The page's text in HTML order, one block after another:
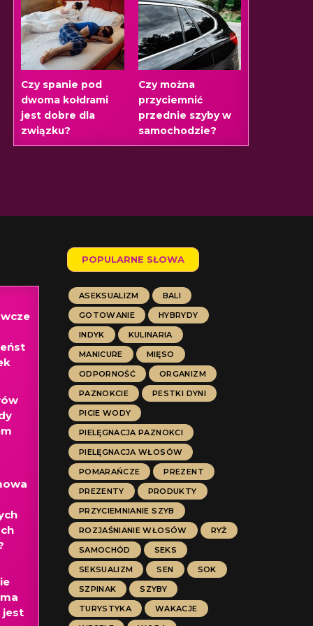
Czy spanie pod
dwoma kołdrami
jest dobre dla
związku?
Czy można
przyciemnić
przednie szyby w
samochodzie?
jest
POPULARNE SŁOWA
ASEKSUALIZM
BALI
GOTOWANIE
HYBRYDY
INDYK
KULINARIA
MANICURE
MIĘSO
ODPORNOŚĆ
ORGANIZM
PAZNOKCIE
PESTKI DYNI
PICIE WODY
PIELĘGNACJA PAZNOKCI
PIELĘGNACJA WŁOSÓW
POMARAŃCZE
PREZENT
PREZENTY
PRODUKTY
PRZYCIEMNIANIE SZYB
ROZJAŚNIANIE WŁOSÓW
RYŻ
SAMOCHÓD
SEKS
SEKSUALIZM
SEN
SOK
SZPINAK
SZYBY
TURYSTYKA
WAKACJE